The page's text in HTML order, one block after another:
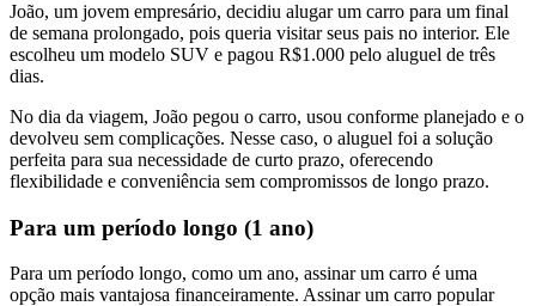
João, um jovem empresário, decidiu alugar um carro para um final
de semana prolongado, pois queria visitar seus pais no interior. Ele
escolheu um modelo SUV e pagou R$1.000 pelo aluguel de três
dias.
No dia da viagem, João pegou o carro, usou conforme planejado e o
devolveu sem complicações. Nesse caso, o aluguel foi a solução
perfeita para sua necessidade de curto prazo, oferecendo
flexibilidade e conveniência sem compromissos de longo prazo.
Para um período longo (1 ano)
Para um período longo, como um ano, assinar um carro é uma
opção mais vantajosa financeiramente. Assinar um carro popular